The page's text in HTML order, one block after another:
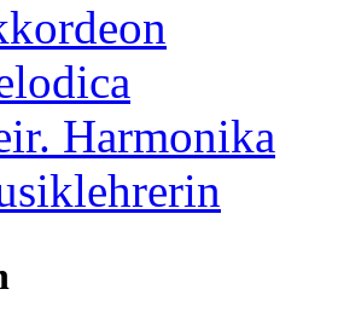
Harmonika